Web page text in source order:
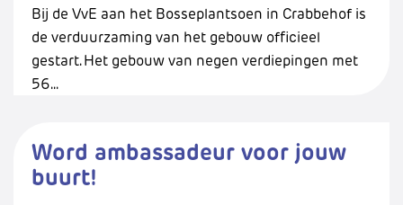
Bij de VvE aan het Bosseplantsoen in Crabbehof is
de verduurzaming van het gebouw officieel
gestart. Het gebouw van negen verdiepingen met
56...
Word ambassadeur voor jouw
buurt!